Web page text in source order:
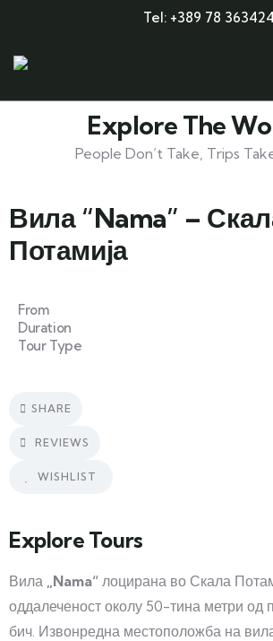
Tel: +389 78 363424
Explore The
People Don’t Take, Trips
Вила “Nama” –
Потамија
From
Duration
Tour Type
SHARE
REVIEWS
WISHLIST
Explore Tours
Вила „Nama“ лоцирана во Скала
оддалеченост околу 50-тина метри од
бич. Извонредна местоположба на